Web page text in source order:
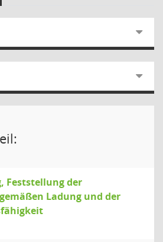
Feststellung der
Ladung und der